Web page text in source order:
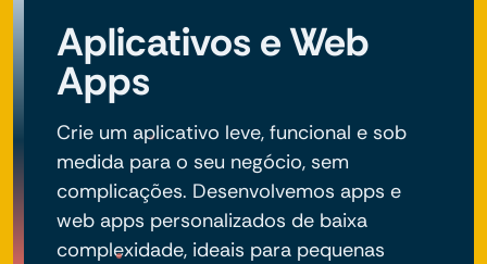
Aplicativos e Web
Apps
Crie um aplicativo leve, funcional e sob
medida para o seu negócio, sem
complicações. Desenvolvemos apps e
web apps personalizados de baixa
complexidade, ideais para pequenas